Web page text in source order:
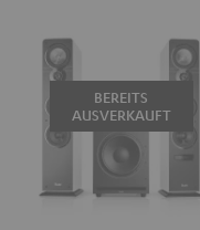
BEREITS
AUSVERKAUFT